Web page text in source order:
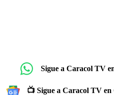
Sigue a Caracol TV
📺 Sigue a Caracol TV en